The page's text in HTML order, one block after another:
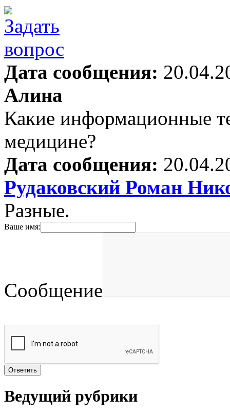
Дата сообщения:
Алина
Какие информационные
медицине?
Дата сообщения:
Рудаковский Роман
Разные.
Ваше имя:
Сообщение
Ведущий рубрики